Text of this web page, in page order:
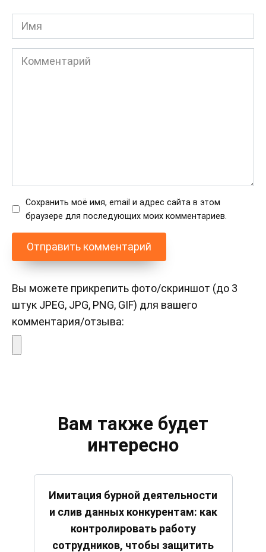
Имя
Комментарий
Сохранить моё имя, email и адрес сайта в этом
браузере для последующих моих комментариев.
Вы можете прикрепить фото/скриншот (до 3
штук JPEG, JPG, PNG, GIF) для вашего
комментария/отзыва:
Вам также будет
интересно
Имитация бурной деятельности
и слив данных конкурентам: как
контролировать работу
сотрудников, чтобы защитить